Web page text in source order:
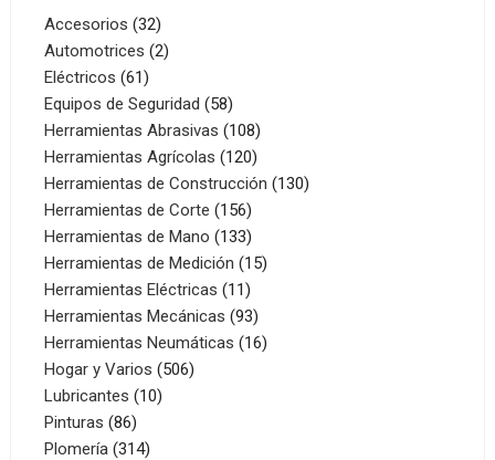
Accesorios 3232
productos
Automotrices 22
Eléctricos 6161
productos
Equipos de Seguridad 5858
productos
Herramientas Abrasivas 108108
productos
Herramientas Agrícolas 120120
productos
Herramientas de Construcción 130130
Herramientas de Corte 156156
productos
Herramientas de Mano 133133
productos
Herramientas de Medición 1515
Herramientas Eléctricas 1111
productos
Herramientas Mecánicas 9393
productos
Herramientas Neumáticas 1616
Hogar y Varios 506506
Lubricantes 1010
Pinturas 8686
productos
Plomería 314314